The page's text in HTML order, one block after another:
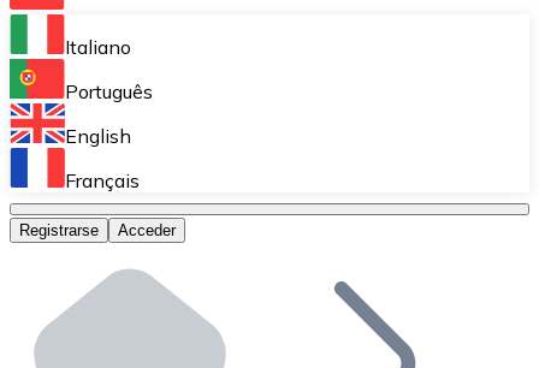
Bitnovo Ramp
Integra nuestra solución en tu plataforma.
Bitnovo Giftcards
Bitnovo OTC
Bitnovo ATM
Integra un ATM Bitnovo en tu negocio y permite que
Italiano
Português
English
Français
Registrarse Acceder